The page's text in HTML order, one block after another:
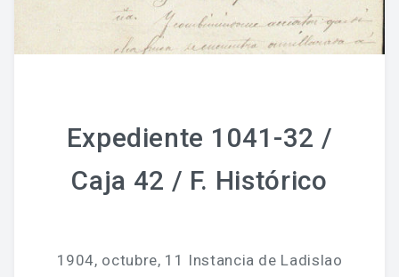
Expediente 1041-32 /
Caja 42 / F. Histórico
1904, octubre, 11 Instancia de Ladislao